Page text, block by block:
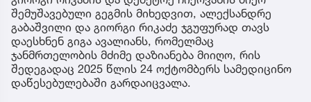
შემუშავებული გეგმის მიხედვით, ალექსანდრე
გაბაშვილი და გიორგი რიკაძე ჯგუფურად თავს
დაესხნენ გიგა ავალიანს, რომელმაც
ჯანმრთელობის მძიმე დაზიანება მიიღო, რის
შედეგადაც 2025 წლის 24 ოქტომბერს სამედიცინო
დაწესებულებაში გარდაიცვალა.